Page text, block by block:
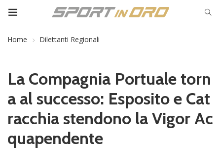
Home Dilettanti Regionali
La Compagnia Portuale torn
a al successo: Esposito e Cat
racchia stendono la Vigor Ac
quapendente